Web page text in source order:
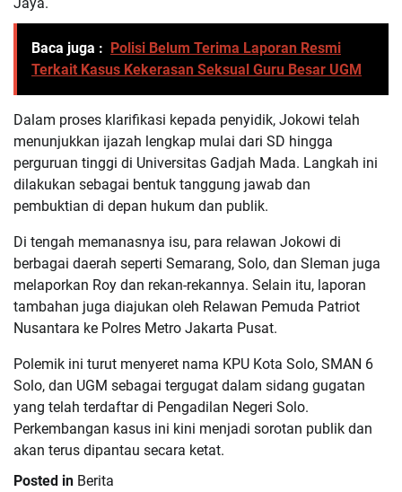
Jaya.
Baca juga :
Polisi Belum Terima Laporan Resmi
Terkait Kasus Kekerasan Seksual Guru Besar UGM
Dalam proses klarifikasi kepada penyidik, Jokowi telah
menunjukkan ijazah lengkap mulai dari SD hingga
perguruan tinggi di Universitas Gadjah Mada. Langkah ini
dilakukan sebagai bentuk tanggung jawab dan
pembuktian di depan hukum dan publik.
Di tengah memanasnya isu, para relawan Jokowi di
berbagai daerah seperti Semarang, Solo, dan Sleman juga
melaporkan Roy dan rekan-rekannya. Selain itu, laporan
tambahan juga diajukan oleh Relawan Pemuda Patriot
Nusantara ke Polres Metro Jakarta Pusat.
Polemik ini turut menyeret nama KPU Kota Solo, SMAN 6
Solo, dan UGM sebagai tergugat dalam sidang gugatan
yang telah terdaftar di Pengadilan Negeri Solo.
Perkembangan kasus ini kini menjadi sorotan publik dan
akan terus dipantau secara ketat.
Posted in Berita